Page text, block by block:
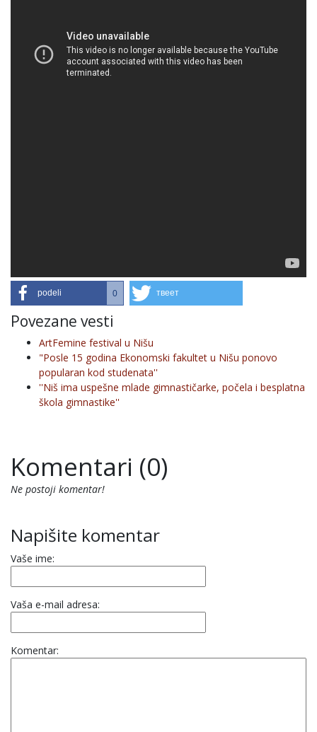
podeli 0 твеет
Povezane vesti
ArtFemine festival u Nišu
"Posle 15 godina Ekonomski fakultet u Nišu ponovo
popularan kod studenata''
''Niš ima uspešne mlade gimnastičarke, počela i besplatna
škola gimnastike''
Komentari (0)
Ne postoji komentar!
Napišite komentar
Vaše ime:
Vaša e-mail adresa:
Komentar: